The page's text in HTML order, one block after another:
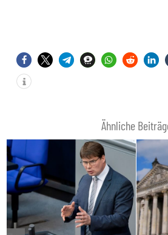
Ähnliche